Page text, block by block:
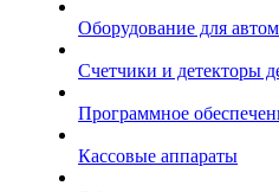
Оборудование для
Счетчики и детекторы
Программное
Кассовые аппараты